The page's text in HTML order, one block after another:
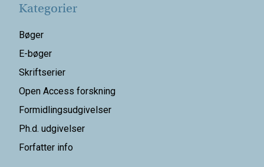
Kategorier
Bøger
E-bøger
Skriftserier
Open Access forskning
Formidlingsudgivelser
Ph.d. udgivelser
Forfatter info